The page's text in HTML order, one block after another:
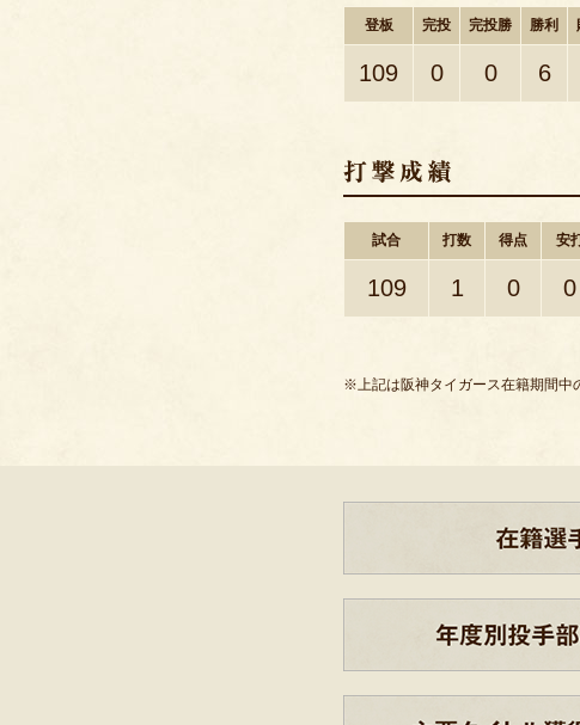
登板 完投 完投勝 勝利
109 0 0 6
試合 打数 得点 安
109 1 0 0
※上記は阪神タイガース在籍期間中